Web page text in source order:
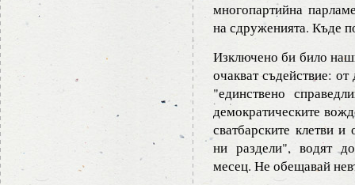
многопартийна
на сдруженията. Къде
Изключено би било
очакват съдействие:
"единствено
демократическите
сватбарските клетви
ни раздели", водят
месец. Не обещавай